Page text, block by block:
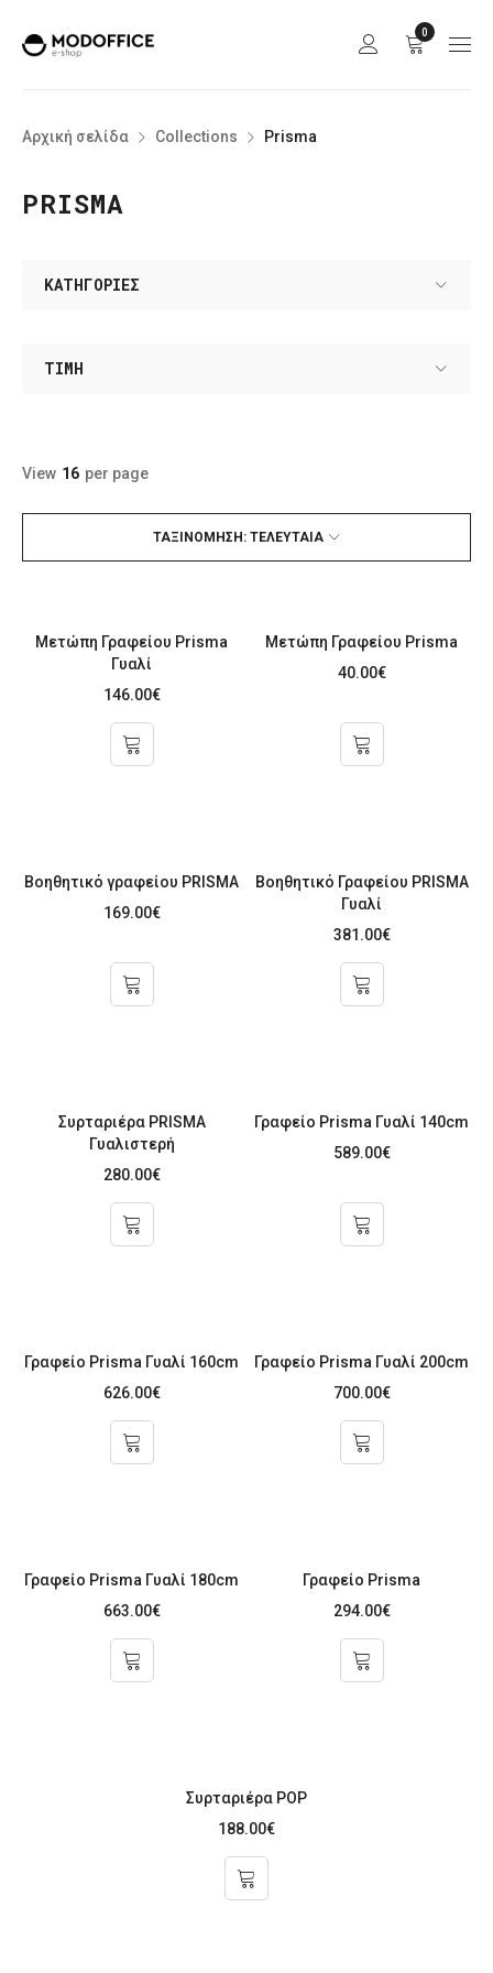
0
Αρχική σελίδα Collections Prisma
PRISMA
ΚΑΤΗΓΟΡΊΕΣ
ΤΙΜΉ
ΤΑΞΙΝΌΜΗΣΗ: ΤΕΛΕΥΤΑΊΑ
View 16 per page
Μετώπη Γραφείου Prisma
Γυαλί
146.00€
Μετώπη Γραφείου Prisma
40.00€
Βοηθητικό γραφείου PRISMA
169.00€
Βοηθητικό Γραφείου PRISMA
Γυαλί
381.00€
Συρταριέρα PRISMA
Γυαλιστερή
280.00€
Γραφείο Prisma Γυαλί 140cm
589.00€
Γραφείο Prisma Γυαλί 160cm
626.00€
Γραφείο Prisma Γυαλί 200cm
700.00€
Γραφείο Prisma Γυαλί 180cm
663.00€
Γραφείο Prisma
294.00€
Συρταριέρα POP
188.00€